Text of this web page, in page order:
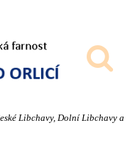
Libchavy, Dolní Libchavy a